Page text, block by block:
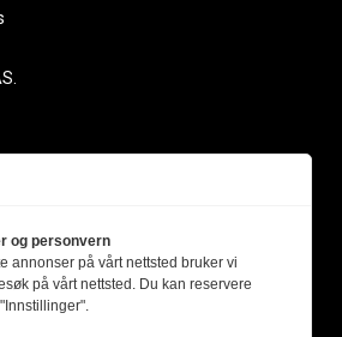
byggebransjen
og personvern
annonser på vårt nettsted bruker vi
på vårt nettsted. Du kan reservere